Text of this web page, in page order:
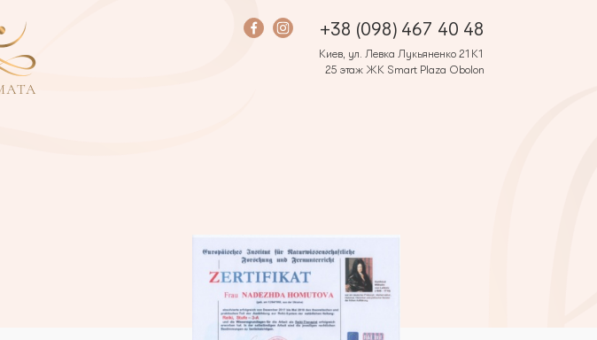
+38 (098) 467 40 48
Киев, ул. Левка Лукьяненко 21К1
25 этаж ЖК Smart Plaza Obolon